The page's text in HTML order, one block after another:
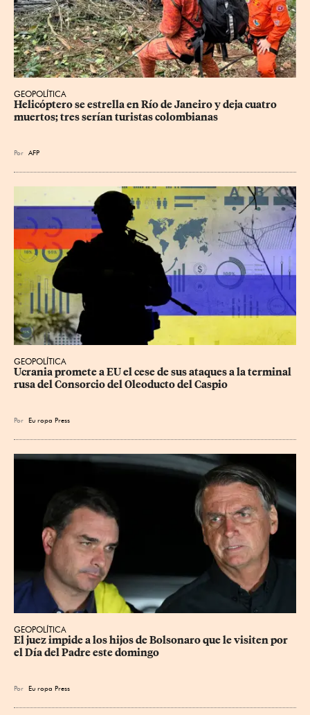
GEOPOLÍTICA
Helicóptero se estrella en Río de Janeiro y deja cuatro
muertos; tres serían turistas colombianas
Por AFP
GEOPOLÍTICA
Ucrania promete a EU el cese de sus ataques a la terminal
rusa del Consorcio del Oleoducto del Caspio
Por Eu ropa Press
GEOPOLÍTICA
El juez impide a los hijos de Bolsonaro que le visiten por
el Día del Padre este domingo
Por Eu ropa Press